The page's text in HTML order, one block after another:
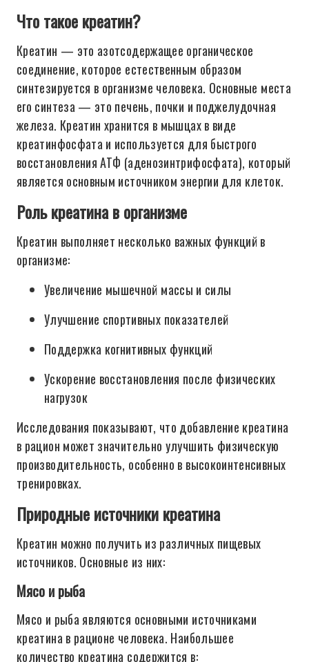
Что такое креатин?
Креатин — это азотсодержащее органическое
соединение, которое естественным образом
синтезируется в организме человека. Основные места
его синтеза — это печень, почки и поджелудочная
железа. Креатин хранится в мышцах в виде
креатинфосфата и используется для быстрого
восстановления АТФ (аденозинтрифосфата), который
является основным источником энергии для клеток.
Роль креатина в организме
Креатин выполняет несколько важных функций в
организме:
Увеличение мышечной массы и силы
Улучшение спортивных показателей
Поддержка когнитивных функций
Ускорение восстановления после физических
нагрузок
Исследования показывают, что добавление креатина
в рацион может значительно улучшить физическую
производительность, особенно в высокоинтенсивных
тренировках.
Природные источники креатина
Креатин можно получить из различных пищевых
источников. Основные из них:
Мясо и рыба
Мясо и рыба являются основными источниками
креатина в рационе человека. Наибольшее
количество креатина содержится в: